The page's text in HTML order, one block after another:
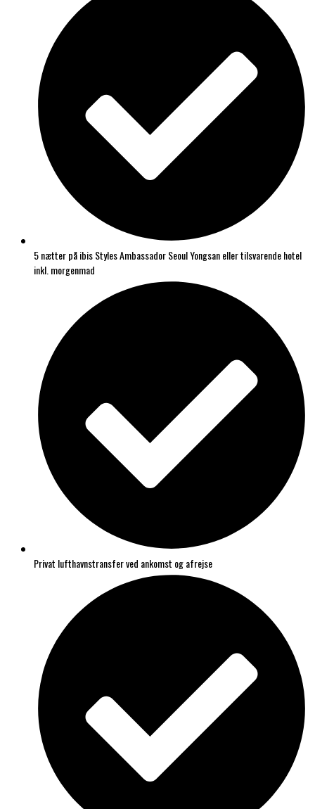
5 nætter på ibis Styles Ambassador Seoul Yongsan eller tilsvarende hotel
inkl. morgenmad
Privat lufthavnstransfer ved ankomst og afrejse